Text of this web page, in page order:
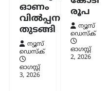
ഇന്ത്യൻ
പദ്ധതിയിൽ
സന്നദ്ധത
ഓണം
വിൽപ്പന
തുടങ്ങി
ന്യൂസ്
ഡെസ്ക്
ഓഗസ്റ്റ്‌
3, 2026
രൂപ
ന്യൂസ്
ഡെസ്ക്
ഓഗസ്റ്റ്‌
2, 2026